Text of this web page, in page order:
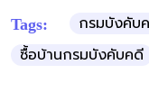
Tags: กรมบังคับ
ซื้อบ้านกรมบังคับคดี